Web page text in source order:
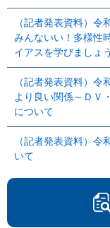
（記者発表資料）
みんないい！多様性
イアスを学びましょ
（記者発表資料）
より良い関係～ＤＶ
について
（記者発表資料）
いて